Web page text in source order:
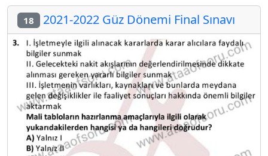
18 2021-2022 Güz Dönemi Final Sınavı